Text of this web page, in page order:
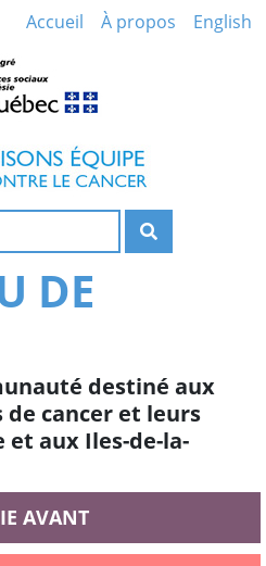
Accueil À propos English
DE
destiné aux
cancer et leurs
et aux Iles-de-la-
AVANT